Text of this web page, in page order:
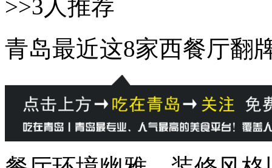
>>3人推荐
青岛最近这8家西餐厅翻